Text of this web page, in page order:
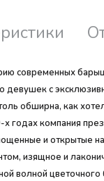
с
обширна, как
компания
и открытые
изящное и
волной